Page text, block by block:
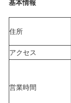
基本情報
住所
アクセス
営業時間